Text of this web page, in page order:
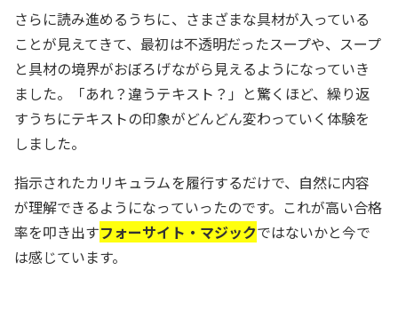
さらに読み進めるうちに、さまざまな具材が入っている
ことが見えてきて、最初は不透明だったスープや、スープ
と具材の境界がおぼろげながら見えるようになっていき
ました。「あれ？違うテキスト？」と驚くほど、繰り返
すうちにテキストの印象がどんどん変わっていく体験を
しました。
指示されたカリキュラムを履行するだけで、自然に内容
が理解できるようになっていったのです。これが高い合格
率を叩き出すフォーサイト・マジックではないかと今で
は感じています。